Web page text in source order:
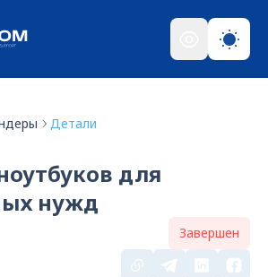
Детали
для
нужд
Завершен